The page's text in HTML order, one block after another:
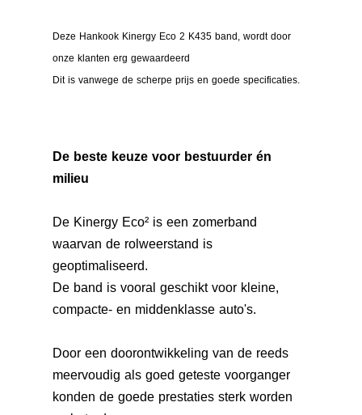
Deze Hankook Kinergy Eco 2 K435 band, wordt door
onze klanten erg gewaardeerd
Dit is vanwege de scherpe prijs en goede specificaties.
De beste keuze voor bestuurder én
milieu
De Kinergy Eco² is een zomerband
waarvan de rolweerstand is
geoptimaliseerd.
De band is vooral geschikt voor kleine,
compacte- en middenklasse auto's.
Door een doorontwikkeling van de reeds
meervoudig als goed geteste voorganger
konden de goede prestaties sterk worden